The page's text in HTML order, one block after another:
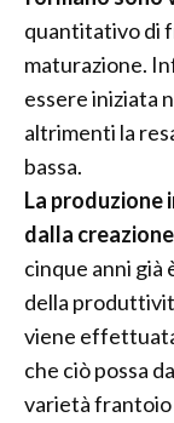
quantitativo di
maturazione.
essere iniziata
altrimenti la
bassa.
La produzione
dalla
cinque anni già
della
viene
che ciò possa
varietà frantoio